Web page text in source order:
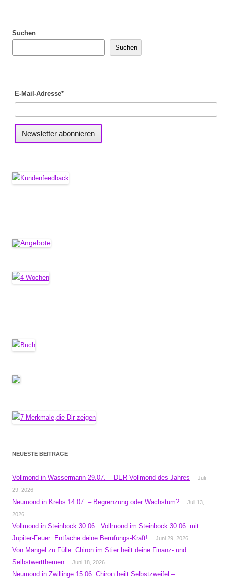
Suchen
Suchen
E-Mail-Adresse*
NEUESTE BEITRÄGE
Vollmond in Wassermann 29.07. – DER Vollmond des Jahres
Juli
29, 2026
Neumond in Krebs 14.07. – Begrenzung oder Wachstum?
Juli 13,
2026
Vollmond in Steinbock 30.06.: Vollmond im Steinbock 30.06. mit
Jupiter-Feuer: Entfache deine Berufungs-Kraft!
Juni 29, 2026
Von Mangel zu Fülle: Chiron im Stier heilt deine Finanz- und
Selbstwertthemen
Juni 18, 2026
Neumond in Zwillinge 15.06: Chiron heilt Selbstzweifel –